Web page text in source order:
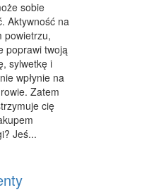
I REKREACYJNE
sobie
Aktywność na
powietrzu,
poprawi twoją
sylwetkę i
wpłynie na
Zatem
cię
Jeś...